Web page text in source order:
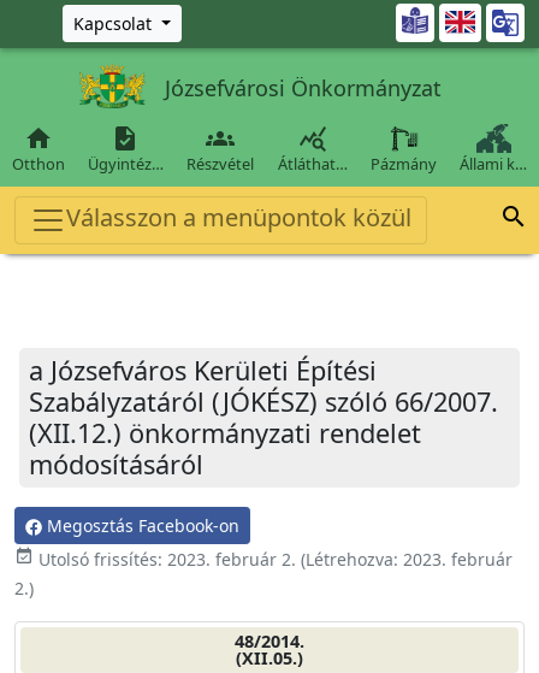
Ugrás a fő tartalomra
Kapcsolat 
Józsefvárosi Önkormányzat

Otthon

Ügyintéz…

Részvétel

Átláthat… Pázmány Állami k…
Válasszon a menüpontok közül 
a Józsefváros Kerületi Építési
Szabályzatáról (JÓKÉSZ) szóló 66/2007.
(XII.12.) önkormányzati rendelet
módosításáról
Megosztás Facebook-on
event_available Utolsó frissítés: 2023. február 2. (Létrehozva: 2023. február
2.)
48/2014.
(XII.05.)